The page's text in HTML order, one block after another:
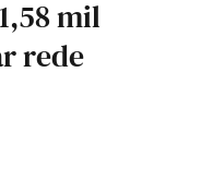
mil
rede